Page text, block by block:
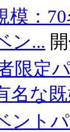
模：
ン...
限定
名な
ント